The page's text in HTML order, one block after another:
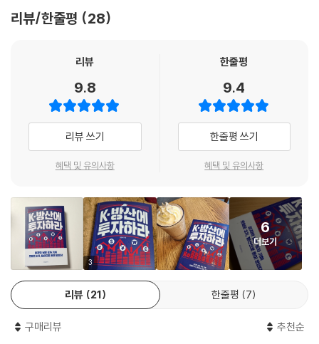
--- p.90
-21SA 전투기와 무인편대기, 6G 저궤도 통신위성을 동시에 개발, 저궤도
통신위성을 통해 KF-21SA가 무인기와 공동작전을 수행하는 미래 공중전
시스템을 중동 파트너와 공동으로 개발하는 방안을 추진 중이다. 근래에
중동 국가들은 전투기 성능은 물론 에너지 산업을 대체할 과학기술 및 산
업의 개발을 위해 열심히 투자 중이다. KF-21의 업그레이드 버전인 KF-2
1EX는 단순한 전투기 개발계획을 넘어 무인항공기와 인공위성까지 포함
하는 복합적 개념이기 때문에, KAI는 항공기-드론-우주 기술도 중동 국가
동개발 패키지는 세계 방위산업 공동개발 사례 중에서도 유례를 찾기 어려
운 전면적인 것으로, 중동 국가의 정치인들이 결심만 한다면 매우 큰 결실
을 맺을 것으로 보인다.
중남미 및 아시아, 동유럽도 KF-21의 유력한 수출시장이다. 다만 이들 시
장의 경우 중동보다 투자 여력이 적고 가격 대비 고성능의 전투기를 요구
한다는 특성이 있다. 따라서 KF-21이 지금과 같은 수준의 ‘가성비’를 앞으
로도 계속 유지해 경쟁자들보다 우위에 설 수 있는지의 여부는 향후의 수
출에 있어 가장 큰 결정요인이 될 것으로 보인다.
--- pp.176-177
트럼프 2기 출범 이후 방위산업 분야가 가장 큰 수혜주로 떠오르면서 K-
어 있어 기밀사항이 많고, 무기라는 특성상 일반인의 접근 또한 쉽지 않기
때문이다. 20여 년간 군사 분야를 취재해온 김민석 저자는 《K-방산에 투
자하라》에서 국내 최초로 대중의 눈높이에 맞춰 가장 확실한 투자처이자
우리나라의 미래 먹거리로서 K-방산을 조망한다. 투자 전에 반드시 알아
야 할 기술(무기)부터 세계 정세와 전쟁 패러다임의 변화에 따라 달라지는
시장 상황, 방위산업을 책임지는 핵심 기업들까지 고루 짚어준다.
이 책은 총 5개의 장으로 이루어져 있다. 책의 시작인 ‘들어가며’에서는 K-
방산이 2020년대 들어 세계시장에서 크게 주목받게 된 이유를 설명한다.
K-방산은 러시아-우크라이나 전쟁과 이스라엘-팔레스타인 전쟁 등으로
인해 전쟁의 패러다임이 달라지고, 미중 갈등과 중동 분쟁 등 세계정세의
변화 덕분에 크게 주목받고 있다. 이 일련의 흐름을 살피며 K-방산 앞에 놓
인 기회 요인을 분석한다. 1장부터 4장까지는 세계시장에 내놓을 만큼 경
쟁력 있는 K-방산의 10대 상품을 소개한다. 육상과 항공, 해상 무기 체계
살펴볼 수 있을 뿐만 아니라, 4차 산업혁명의 영향으로 하루가 다르게 발
리뷰/한줄평 28
리뷰
9.8
리뷰 쓰기
혜택 및 유의사항
한줄평
9.4
한줄평 쓰기
혜택 및 유의사항
3
6
더보기
리뷰 21 한줄평 7
구매리뷰 추천순